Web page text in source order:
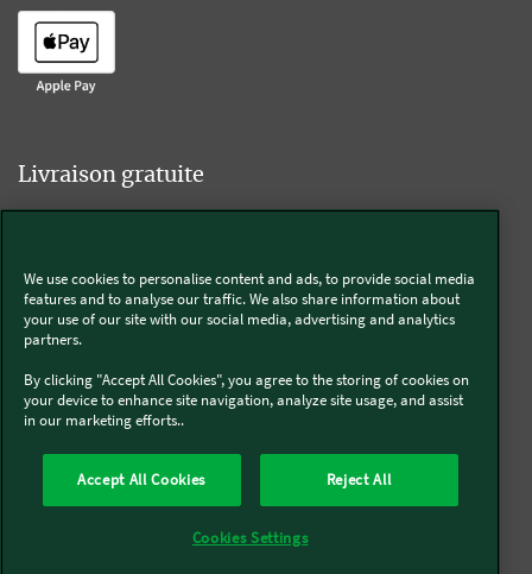
Livraison gratuite
Livraison offerte sur l'e-shop dès 55€ d'achat.
Kobold
We use cookies to personalise content and ads, to provide social media
features and to analyse our traffic. We also share information about
your use of our site with our social media, advertising and analytics
partners.
By clicking "Accept All Cookies", you agree to the storing of cookies on
your device to enhance site navigation, analyze site usage, and assist
in our marketing efforts..
Accept All Cookies Reject All
Cookies Settings